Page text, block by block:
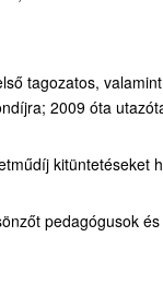
tagozatos,
2009 óta
kitüntetéseket
pedagógusok